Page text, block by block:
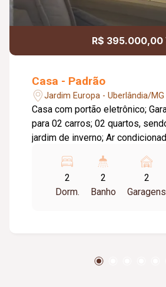
R$ 395.000,00
Casa - Padrão
Jardim Europa - Uberlândia/MG
Casa com portão eletrônico;
para 02 carros; 02 quartos,
jardim de inverno; Ar
cooktop; Móveis planejados na
Porcelanato polido no interior e
amadeirado na frente e no fundo; Teto rebaixado
125m² - Área privativa principal:
2
Dorm.
2
Banho
2
Garagens